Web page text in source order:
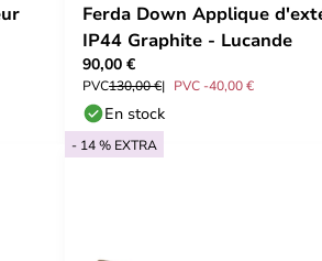
Ferda Down Applique
IP44 Graphite - Lucande
90,00 €
PVC130,00 € PVC -40,00 €
En stock
- 14 % EXTRA